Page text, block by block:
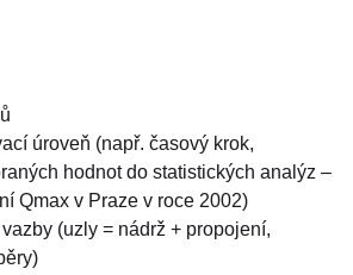
úroveň (např. časový krok,
hodnot do statistických analýz –
Qmax v Praze v roce 2002)
(uzly = nádrž + propojení,